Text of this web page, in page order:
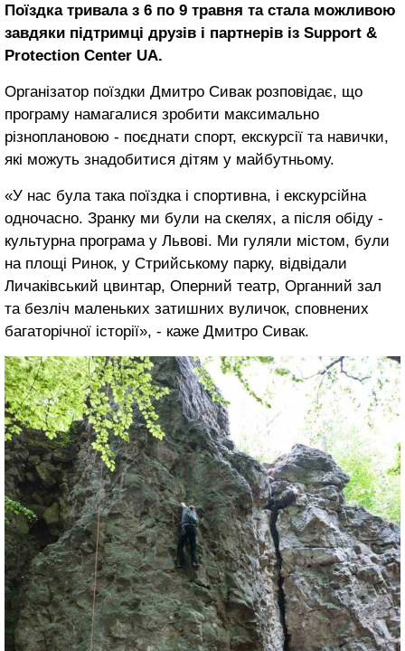
Поїздка тривала з 6 по 9 травня та стала можливою
завдяки підтримці друзів і партнерів із Support &
Protection Center UA.
Організатор поїздки Дмитро Сивак розповідає, що
програму намагалися зробити максимально
різноплановою - поєднати спорт, екскурсії та навички,
які можуть знадобитися дітям у майбутньому.
«У нас була така поїздка і спортивна, і екскурсійна
одночасно. Зранку ми були на скелях, а після обіду -
культурна програма у Львові. Ми гуляли містом, були
на площі Ринок, у Стрийському парку, відвідали
Личаківський цвинтар, Оперний театр, Органний зал
та безліч маленьких затишних вуличок, сповнених
багаторічної історії», - каже Дмитро Сивак.